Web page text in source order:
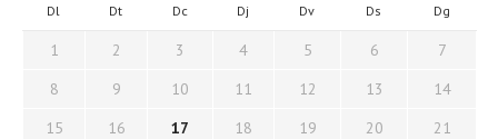
Dl Dt Dc Dj Dv Ds Dg
1 2 3 4 5 6
7
8
9 10 11 12 13
14
15
16 17 18 19 20
21